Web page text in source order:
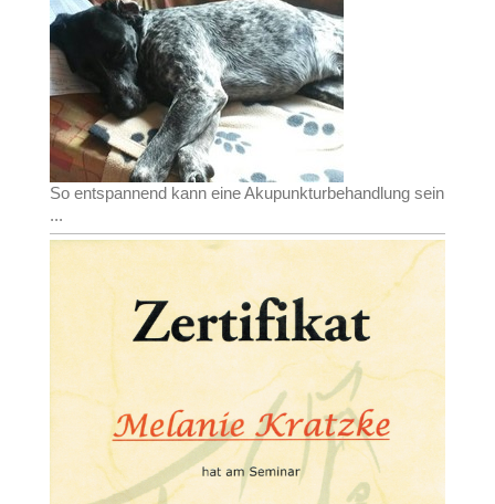
So entspannend kann eine Akupunkturbehandlung sein
...